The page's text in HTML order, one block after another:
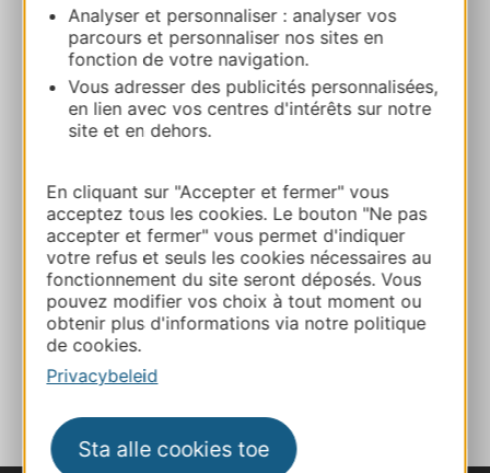
Analyser et personnaliser : analyser vos
parcours et personnaliser nos sites en
fonction de votre navigation.
Vous adresser des publicités personnalisées,
en lien avec vos centres d'intérêts sur notre
site et en dehors.
En cliquant sur "Accepter et fermer" vous
acceptez tous les cookies. Le bouton "Ne pas
accepter et fermer" vous permet d'indiquer
votre refus et seuls les cookies nécessaires au
fonctionnement du site seront déposés. Vous
pouvez modifier vos choix à tout moment ou
obtenir plus d'informations via notre politique
de cookies.
Privacybeleid
Sta alle cookies toe
Logis Vélès
Le Gua 12110 AUBIN
Bereken uw route
E-mail
Website
TOEVOEGEN
AAN NOTITIEBOEKJE